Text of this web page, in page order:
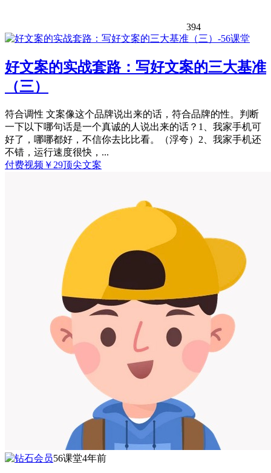
394
好文案的实战套路：写好文案的三大基准
（三）
符合调性 文案像这个品牌说出来的话，符合品牌的性。判断
一下以下哪句话是一个真诚的人说出来的话？1、我家手机可
好了，哪哪都好，不信你去比比看。（浮夸）2、我家手机还
不错，运行速度很快，...
付费视频 ￥ 29顶尖文案
56课堂4年前